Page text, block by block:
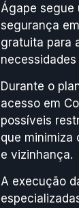
Ágape segue
segurança
gratuita para
Durante o
acesso em
possíveis
que minimiza
e vizinhança.
A execução